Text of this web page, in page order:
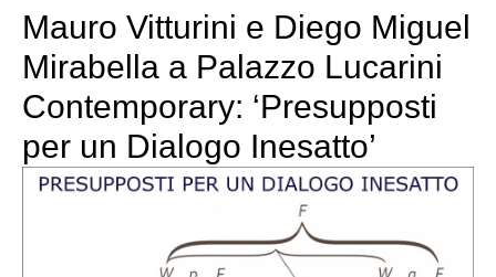
Mauro Vitturini e Diego Miguel
Mirabella a Palazzo Lucarini
Contemporary: ‘Presupposti
per un Dialogo Inesatto’